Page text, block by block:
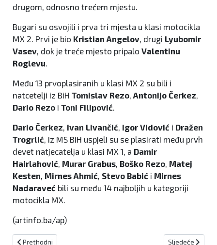
drugom, odnosno trećem mjestu.
Bugari su osvojili i prva tri mjesta u klasi motocikla
MX 2. Prvi je bio Kristian Angelov, drugi Lyubomir
Vasev, dok je treće mjesto pripalo Valentinu
Roglevu.
Među 13 prvoplasiranih u klasi MX 2 su bili i
natcetelji iz BiH Tomislav Rezo, Antonijo Čerkez,
Dario Rezo i Toni Filipović.
Dario Čerkez, Ivan Livančić, Igor Vidović i Dražen
Trogrlić, iz MS BiH uspjeli su se plasirati među prvh
devet natjecatelja u klasi MX 1, a Damir
Hairlahović, Murar Grabus, Boško Rezo, Matej
Kesten, Mirnes Ahmić, Stevo Babić i Mirnes
Nadaraveć bili su među 14 najboljih u kategoriji
motocikla MX.
(artinfo.ba/ap)
Prethodni članak: VITEŽANIN NAPUŠTA BAYER LEVERKUSEN
Prethodni Sljedeći članak:
Sljedeće